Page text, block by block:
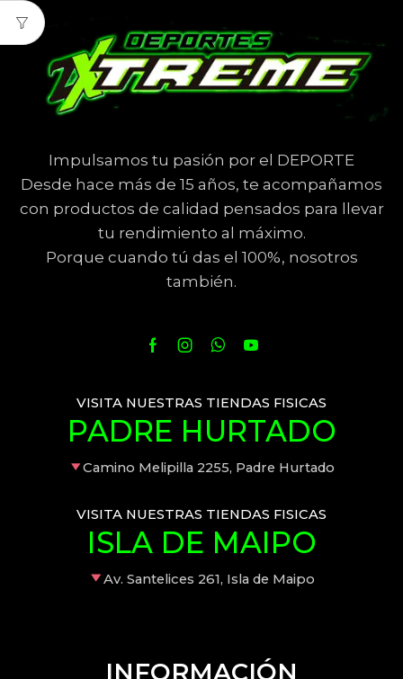
Impulsamos tu pasión por el DEPORTE
Desde hace más de 15 años, te acompañamos
con productos de calidad pensados para llevar
tu rendimiento al máximo.
Porque cuando tú das el 100%, nosotros
también.
VISITA NUESTRAS TIENDAS FISICAS
PADRE HURTADO
Camino Melipilla 2255, Padre Hurtado
VISITA NUESTRAS TIENDAS FISICAS
ISLA DE MAIPO
Av. Santelices 261, Isla de Maipo
INFORMACIÓN